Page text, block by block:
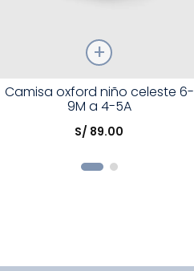
Talla
Elige una opción
Camisa oxford niño celeste 6-
9M a 4-5A
S/ 89.00